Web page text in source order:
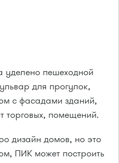
уделено пешеходной
для прогулок,
с фасадами зданий,
торговых, помещений.
дизайн домов, но это
ПИК может построить